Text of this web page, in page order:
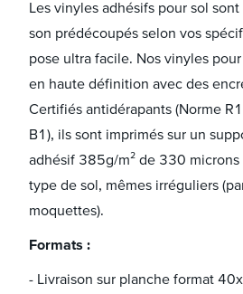
Les vinyles adhésifs pour sol
son prédécoupés selon vos
pose ultra facile. Nos vinyles
en haute définition avec des
Certifiés antidérapants (Norme
B1), ils sont imprimés sur un
adhésif 385g/m² de 330
type de sol, mêmes irréguliers
moquettes).
Formats :
- Livraison sur planche format